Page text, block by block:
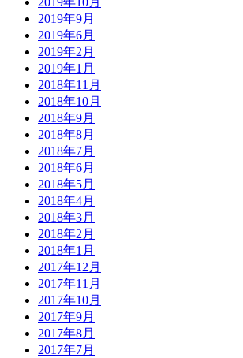
2019年9月
2019年6月
2019年2月
2019年1月
2018年11月
2018年10月
2018年9月
2018年8月
2018年7月
2018年6月
2018年5月
2018年4月
2018年3月
2018年2月
2018年1月
2017年12月
2017年11月
2017年10月
2017年9月
2017年8月
2017年7月